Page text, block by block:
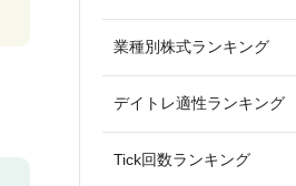
業種別株式ランキング
デイトレ適性ランキング
Tick回数ランキング